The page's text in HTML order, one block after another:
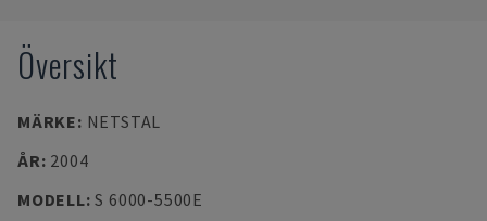
Översikt
MÄRKE: NETSTAL
ÅR: 2004
MODELL:S 6000-5500E